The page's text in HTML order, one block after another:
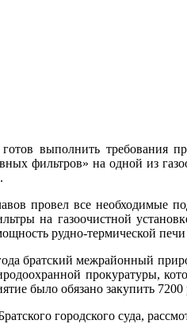
выполнить требования
фильтров» на одной из
провел все необходимые
на газоочистной
рудно-термической
братский межрайонный
прокуратуры,
было обязано закупить
городского суда,